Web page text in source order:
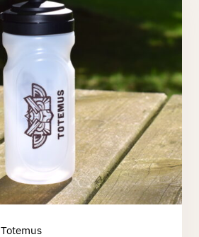
Totemus